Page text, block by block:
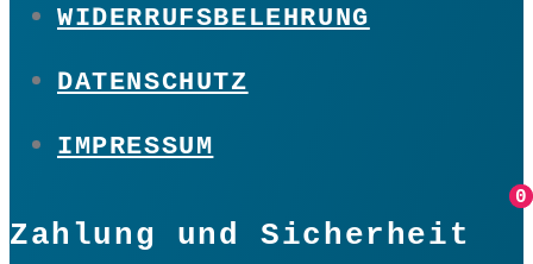
0
0
WIDERRUFSBELEHRUNG
DATENSCHUTZ
IMPRESSUM
Zahlung und Sicherheit